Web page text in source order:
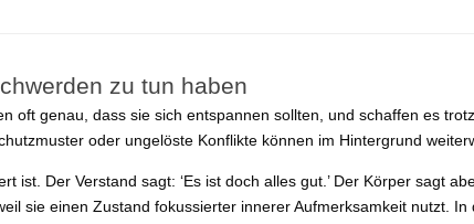
zu tun haben
oft genau, dass sie sich entspannen sollten, und schaffen es
oder ungelöste Konflikte können im Hintergrund
ist. Der Verstand sagt: ‘Es ist doch alles gut.’ Der Körper sagt
sie einen Zustand fokussierter innerer Aufmerksamkeit nutzt.